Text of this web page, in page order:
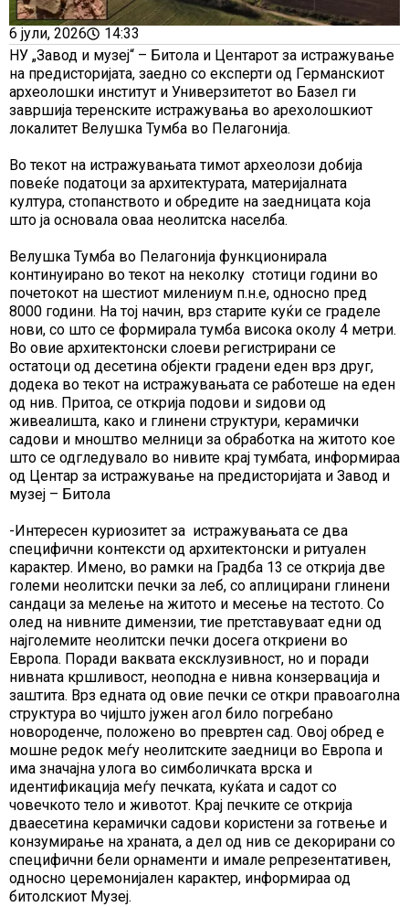
6 јули, 2026
14:33
НУ „Завод и музеј“ – Битола и Центарот за истражување
на предисторијата, заедно со експерти од Германскиот
археолошки институт и Универзитетот во Базел ги
завршија теренските истражувања во арехолошкиот
локалитет Велушка Тумба во Пелагонија.
Во текот на истражувањата тимот археолози добија
повеќе податоци за архитектурата, материјалната
култура, стопанството и обредите на заедницата која
што ја основала оваа неолитска населба.
Велушка Тумба во Пелагонија функционирала
континуирано во текот на неколку стотици години во
почетокот на шестиот милениум п.н.е, односно пред
8000 години. На тој начин, врз старите куќи се граделе
нови, со што се формирала тумба висока околу 4 метри.
Во овие архитектонски слоеви регистрирани се
остатоци од десетина објекти градени еден врз друг,
додека во текот на истражувањата се работеше на еден
од нив. Притоа, се открија подови и ѕидови од
живеалишта, како и глинени структури, керамички
садови и мноштво мелници за обработка на житото кое
што се одгледувало во нивите крај тумбата, информираа
од Центар за истражување на предисторијата и Завод и
музеј – Битола
-Интересен куриозитет за истражувањата се два
специфични контексти од архитектонски и ритуален
карактер. Имено, во рамки на Градба 13 се открија две
големи неолитски печки за леб, со аплицирани глинени
сандаци за мелење на житото и месење на тестото. Со
олед на нивните димензии, тие претставуваат едни од
најголемите неолитски печки досега откриени во
Европа. Поради ваквата ексклузивност, но и поради
нивната кршливост, неоподна е нивна конзервација и
заштита. Врз едната од овие печки се откри правоаголна
структура во чијшто јужен агол било погребано
новороденче, положено во превртен сад. Овој обред е
мошне редок меѓу неолитските заедници во Европа и
има значајна улога во симболичката врска и
идентификација меѓу печката, куќата и садот со
човечкото тело и животот. Крај печките се открија
дваесетина керамички садови користени за готвење и
конзумирање на храната, а дел од нив се декорирани со
специфични бели орнаменти и имале репрезентативен,
односно церемонијален карактер, информираа од
битолскиот Музеј.